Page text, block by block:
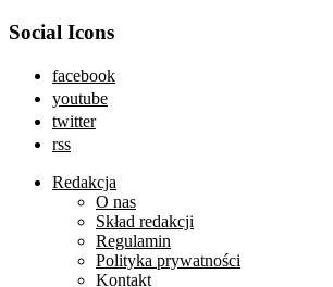
Social Icons
facebook
youtube
twitter
rss
Redakcja
O nas
Skład redakcji
Regulamin
Polityka prywatności
Kontakt